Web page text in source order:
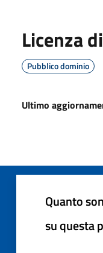
Licenza
Pubblico dominio
Ultimo
Quanto
su questa